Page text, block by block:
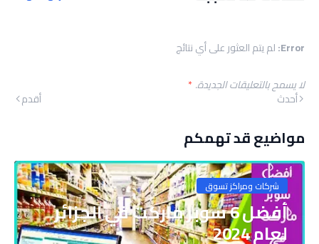
Error: لم يتم العثور على أي نتائج
لا يسمح بالتعليقات الجديدة.*
أحدث أقدم
مواضيع قد تهمكم
شركات ومراكز تسوق
أفضل 6 سوبر ماركت في الجزائر
لعام 2024